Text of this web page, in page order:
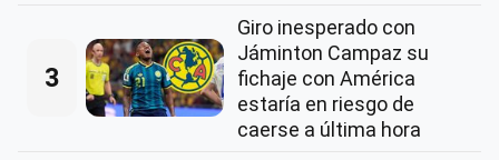
3
Giro inesperado con
Jáminton Campaz su
fichaje con América
estaría en riesgo de
caerse a última hora